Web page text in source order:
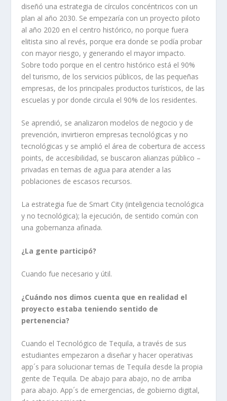
diseñó una estrategia de círculos concéntricos con un
plan al año 2030. Se empezaría con un proyecto piloto
al año 2020 en el centro histórico, no porque fuera
elitista sino al revés, porque era donde se podía probar
con mayor riesgo, y generando el mayor impacto.
Sobre todo porque en el centro histórico está el 90%
del turismo, de los servicios públicos, de las pequeñas
empresas, de los principales productos turísticos, de las
escuelas y por donde circula el 90% de los residentes.
Se aprendió, se analizaron modelos de negocio y de
prevención, invirtieron empresas tecnológicas y no
tecnológicas y se amplió el área de cobertura de access
points, de accesibilidad, se buscaron alianzas público –
privadas en temas de agua para atender a las
poblaciones de escasos recursos.
La estrategia fue de Smart City (inteligencia tecnológica
y no tecnológica); la ejecución, de sentido común con
una gobernanza afinada.
¿La gente participó?
Cuando fue necesario y útil.
¿Cuándo nos dimos cuenta que en realidad el
proyecto estaba teniendo sentido de
pertenencia?
Cuando el Tecnológico de Tequila, a través de sus
estudiantes empezaron a diseñar y hacer operativas
app´s para solucionar temas de Tequila desde la propia
gente de Tequila. De abajo para abajo, no de arriba
para abajo. App´s de emergencias, de gobierno digital,